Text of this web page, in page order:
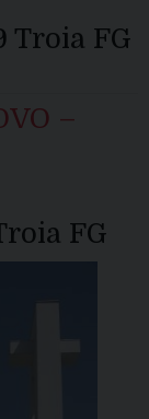
Troia FG
–
FG